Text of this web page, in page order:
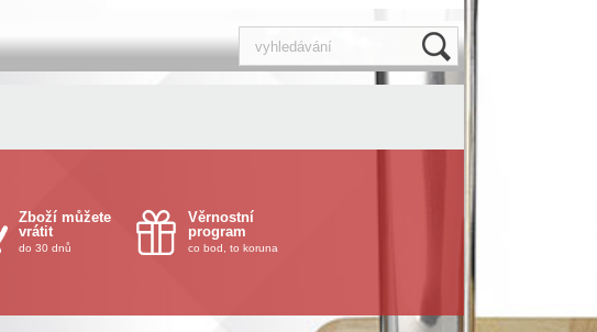
Zboží můžete
vrátit
do 30 dnů
Věrnostní
program
co bod, to koruna